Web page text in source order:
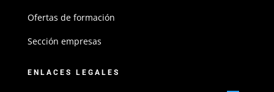
Ofertas de formación
Sección empresas
ENLACES LEGALES